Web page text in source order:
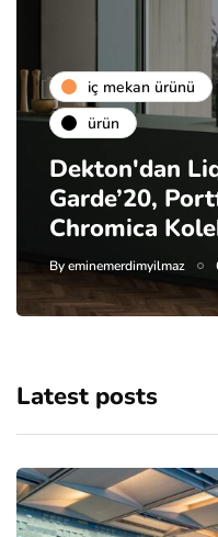
i̇ç mekan ürünü
ürün
Dekton'dan
Garde’20,
Chromica
Byeminemerdimyilmaz
Latest posts